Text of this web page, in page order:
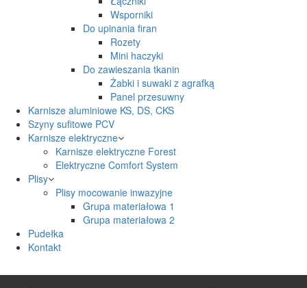
Wsporniki
Do upinania firan
Rozety
Mini haczyki
Do zawieszania tkanin
Żabki i suwaki z agrafką
Panel przesuwny
Karnisze aluminiowe KS, DS, CKS
Szyny sufitowe PCV
Karnisze elektryczne
Karnisze elektryczne Forest
Elektryczne Comfort System
Plisy
Plisy mocowanie inwazyjne
Grupa materiałowa 1
Grupa materiałowa 2
Pudełka
Kontakt